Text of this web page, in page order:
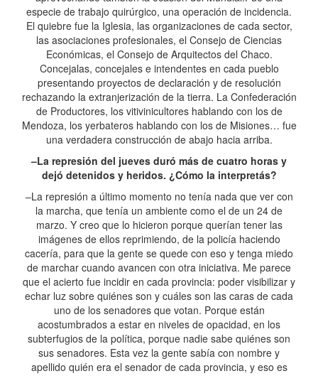
especie de trabajo quirúrgico, una operación de incidencia.
El quiebre fue la Iglesia, las organizaciones de cada sector,
las asociaciones profesionales, el Consejo de Ciencias
Económicas, el Consejo de Arquitectos del Chaco.
Concejalas, concejales e intendentes en cada pueblo
presentando proyectos de declaración y de resolución
rechazando la extranjerización de la tierra. La Confederación
de Productores, los vitivinicultores hablando con los de
Mendoza, los yerbateros hablando con los de Misiones… fue
una verdadera construcción de abajo hacia arriba.
–La represión del jueves duró más de cuatro horas y
dejó detenidos y heridos. ¿Cómo la interpretás?
–La represión a último momento no tenía nada que ver con
la marcha, que tenía un ambiente como el de un 24 de
marzo. Y creo que lo hicieron porque querían tener las
imágenes de ellos reprimiendo, de la policía haciendo
cacería, para que la gente se quede con eso y tenga miedo
de marchar cuando avancen con otra iniciativa. Me parece
que el acierto fue incidir en cada provincia: poder visibilizar y
echar luz sobre quiénes son y cuáles son las caras de cada
uno de los senadores que votan. Porque están
acostumbrados a estar en niveles de opacidad, en los
subterfugios de la política, porque nadie sabe quiénes son
sus senadores. Esta vez la gente sabía con nombre y
apellido quién era el senador de cada provincia, y eso es